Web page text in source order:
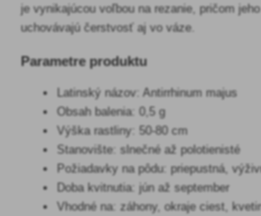
je vynikajúcou voľbou na rezanie, pričom
uchovávajú čerstvosť aj vo váze.
Parametre produktu
Latinský názov: Antirrhinum majus
Obsah balenia: 0,5 g
Výška rastliny: 50-80 cm
Stanovište: slnečné až polotienisté
Požiadavky na pôdu: priepustná,
Doba kvitnutia: jún až september
Vhodné na: záhony, okraje ciest,